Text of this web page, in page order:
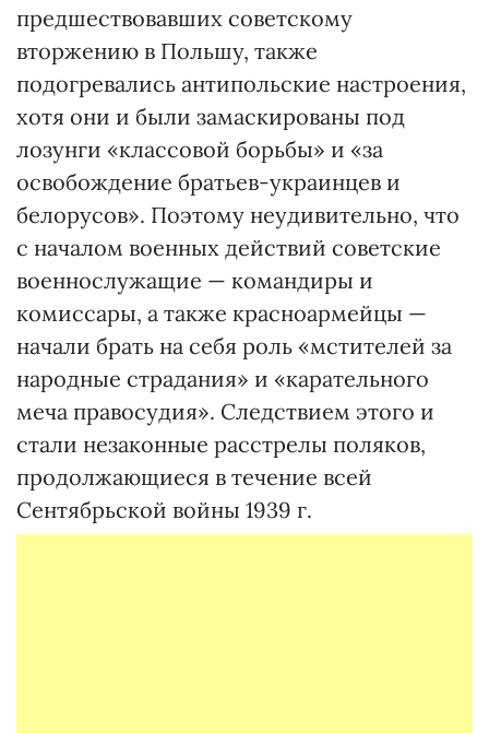
предшествовавших советскому
вторжению в Польшу, также
подогревались антипольские настроения,
хотя они и были замаскированы под
лозунги «классовой борьбы» и «за
освобождение братьев-украинцев и
белорусов». Поэтому неудивительно, что
с началом военных действий советские
военнослужащие — командиры и
комиссары, а также красноармейцы —
начали брать на себя роль «мстителей за
народные страдания» и «карательного
меча правосудия». Следствием этого и
стали незаконные расстрелы поляков,
продолжающиеся в течение всей
Сентябрьской войны 1939 г.